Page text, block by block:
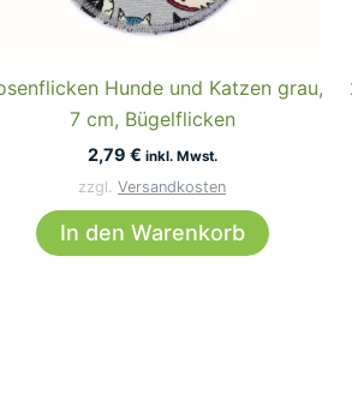
Hunde und Katzen grau,
7 cm, Bügelflicken
2,79 € inkl. Mwst.
zzgl. Versandkosten
In den Warenkorb